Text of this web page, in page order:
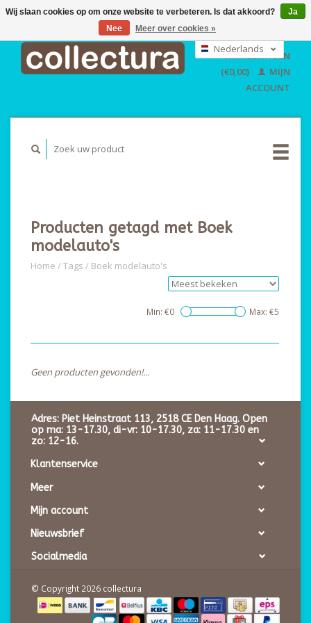
EUR
GBP
USD
Nederlands
English
WINKELWAGEN
(€0,00)
MIJN
ACCOUNT
Producten getagd met Boek
modelauto's
Home /Tags / Boek modelauto's
Min: €0 Max: €5
Geen producten gevonden!...
Adres: Piet Heinstraat 113, 2518 CE Den Haag. Open
op ma: 13-17.30, di-vr: 10-17.30, za: 11-17.30 en
zo: 12-16.
Klantenservice
Meer
Mijn account
Nieuwsbrief
Socialmedia
© Copyright 2026 collectura
Wij slaan cookies op om onze website te verbeteren. Is dat akkoord?
Ja
Nee
Meer over cookies »